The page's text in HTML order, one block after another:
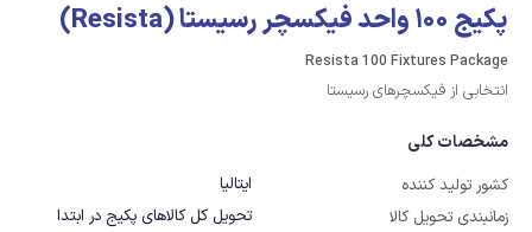
پکیج 100 واحد فیکسچر رسیستا (Resista)
Resista 100 Fixtures Package
انتخابی از فیکسچرهای رسیستا
مشخصات کلی
کشور تولید کننده
ایتالیا
زمانبندی تحویل کالا
تحویل کل کالاهای پکیج در ابتدا